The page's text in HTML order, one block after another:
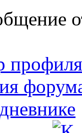
профиля